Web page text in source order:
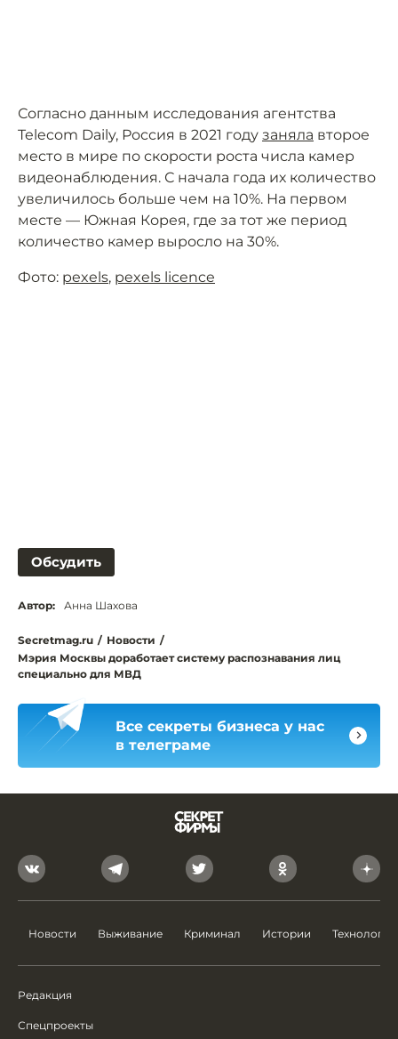
Согласно данным исследования агентства
Telecom Daily, Россия в 2021 году заняла второе
место в мире по скорости роста числа камер
видеонаблюдения. С начала года их количество
увеличилось больше чем на 10%. На первом
месте — Южная Корея, где за тот же период
количество камер выросло на 30%.
Фото: pexels, pexels licence
Обсудить
Автор: Анна Шахова
Secretmag.ru / Новости /
Мэрия Москвы доработает систему распознавания лиц
специально для МВД
Все секреты бизнеса у нас
в телеграме
Новости Выживание Криминал Истории Технологии
Редакция
Спецпроекты